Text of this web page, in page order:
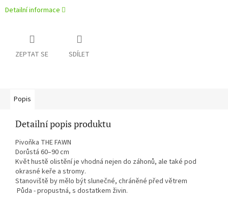
Detailní informace
ZEPTAT SE SDÍLET
Popis
Detailní popis produktu
Pivoňka THE FAWN
Dorůstá 60–90 cm
Květ hustě olistění je vhodná nejen do záhonů, ale také pod
okrasné keře a stromy.
Stanoviště by mělo býtslunečné, chráněné před větrem
Půda - propustná, s dostatkem živin.